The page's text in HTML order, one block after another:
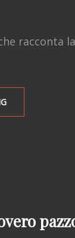
racconta
GIALLO
ROSSO